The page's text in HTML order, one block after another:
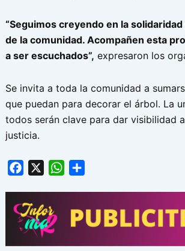
“Seguimos creyendo en la
de la comunidad. Acompañen esta
a ser escuchados”, expresaron los
Se invita a toda la comunidad a
que puedan para decorar el árbol. La
todos serán clave para dar visibilidad
justicia.
Facebook WhatsApp